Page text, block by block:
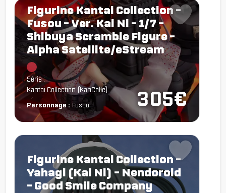
305€
Figurine Kantai Collection -
Fusou - Ver. Kai Ni - 1/7 -
Shibuya Scramble Figure -
Alpha Satellite/eStream
Chargement...
Série :
Kantai Collection (KanColle)
Personnage : Fusou
Figurine Kantai Collection -
Yahagi (Kai Ni) - Nendoroid
- Good Smile Company